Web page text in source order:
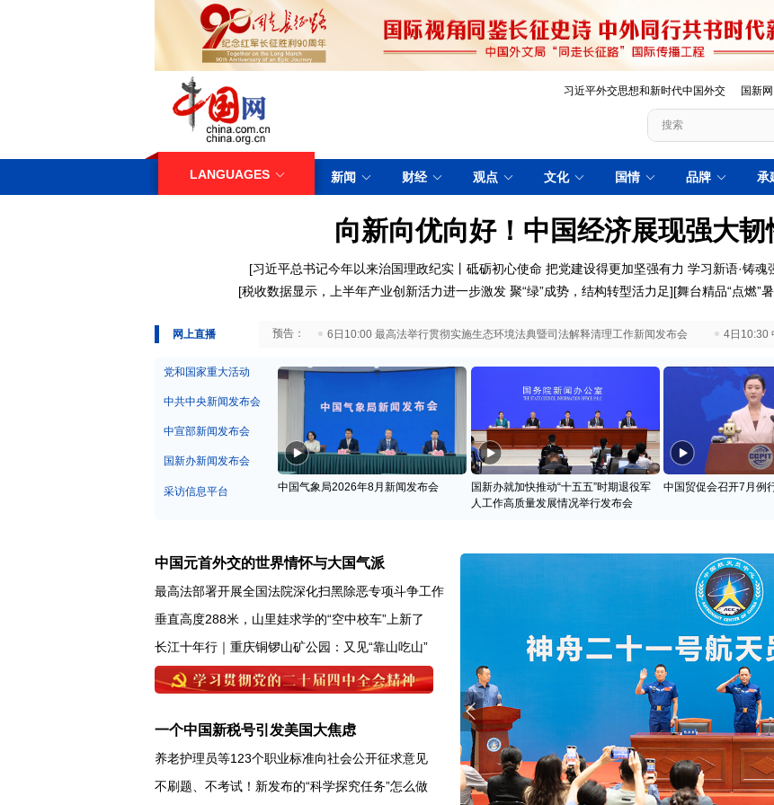
习近平外交思想和新时代中国外交 国新网
LANGUAGES 新闻 财经 观点 文化 国情 品牌 承
向新向优向好！中国经济展现强大韧
[习近平总书记今年以来治国理政纪实丨砥砺初心使命 把党建设得更加坚强有力 学习新语·铸魂
[税收数据显示，上半年产业创新活力进一步激发 聚“绿”成势，结构转型活力足][舞台精品“点燃”
网上直播
29日10:00 国务院台湾事务办公室7月29日举行新闻发布会 6日10:00 最高法举行贯彻实施生态环境法典暨司法解释清理工作新闻发布会 4日10:30
党和国家重大活动
中共中央新闻发布会
中宣部新闻发布会
国新办新闻发布会
采访信息平台 中国气象局2026年8月新闻发布会
国新办就加快推动“十五五”时期退役军
人工作高质量发展情况举行发布会
中国贸促会召开7月例
中国元首外交的世界情怀与大国气派
最高法部署开展全国法院深化扫黑除恶专项斗争工作
垂直高度288米，山里娃求学的“空中校车”上新了
长江十年行｜重庆铜锣山矿公园：又见“靠山吃山”
一个中国新税号引发美国大焦虑
养老护理员等123个职业标准向社会公开征求意见
不刷题、不考试！新发布的“科学探究任务”怎么做